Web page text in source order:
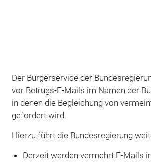
Der Bürgerservice der
vor Betrugs-E-Mails im Namen der
in denen die Begleichung von
gefordert wird.
Hierzu führt die Bundesregierung
Derzeit werden vermehrt E-Mails